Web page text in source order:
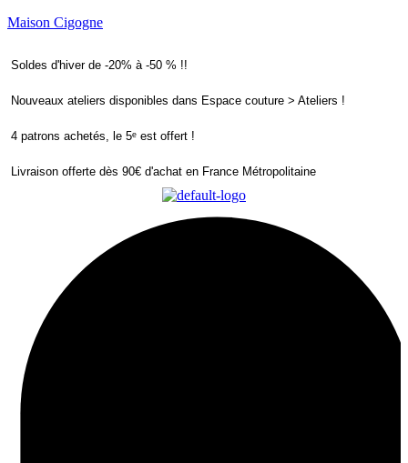
Maison Cigogne
Soldes d'hiver de -20% à -50 % !!
Nouveaux ateliers disponibles dans Espace couture > Ateliers !
4 patrons achetés, le 5ᵉ est offert !
Livraison offerte dès 90€ d'achat en France Métropolitaine